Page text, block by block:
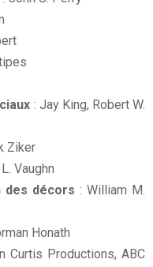
: Jay King, Robert W.
Ziker
Vaughn
des décors : William M.
Honath
Curtis Productions, ABC